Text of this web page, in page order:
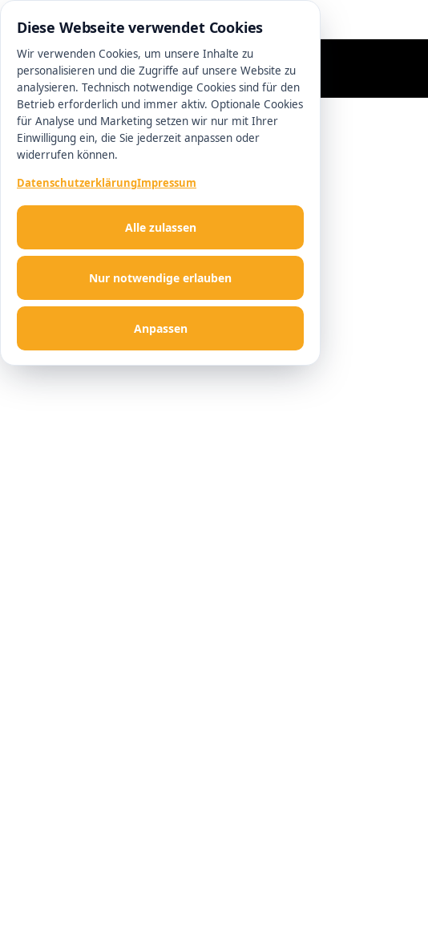
0511 13221100
Diese Webseite verwendet Cookies
Wir verwenden Cookies, um unsere Inhalte zu
personalisieren und die Zugriffe auf unsere Website zu
analysieren. Technisch notwendige Cookies sind für den
Betrieb erforderlich und immer aktiv. Optionale Cookies
für Analyse und Marketing setzen wir nur mit Ihrer
Einwilligung ein, die Sie jederzeit anpassen oder
widerrufen können.
DatenschutzerklärungImpressum
Nur notwendige erlauben
Anpassen
Alle zulassen